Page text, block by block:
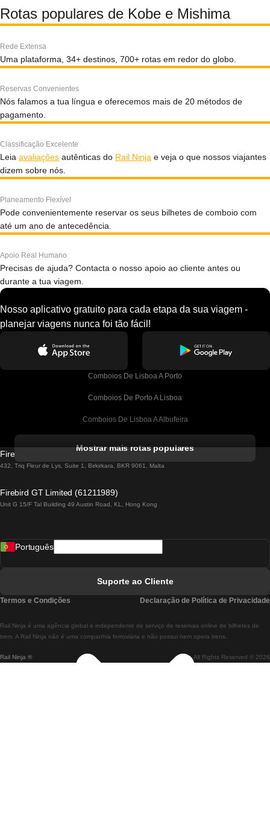
Rotas populares de Kobe e Mishima
Rede Extensa
Uma plataforma, 34+ destinos, 700+ rotas em redor do globo.
Reservas Convenientes
Nós falamos a tua língua e oferecemos mais de 20 métodos de
pagamento.
Classificação Excelente
Leia avaliações autênticas do Rail Ninja e veja o que nossos viajantes
dizem sobre nós.
Planeamento Flexível
Pode convenientemente reservar os seus bilhetes de comboio com
até um ano de antecedência.
Apoio Real Humano
Precisas de ajuda? Contacta o nosso apoio ao cliente antes ou
durante a tua viagem.
Nosso aplicativo gratuito para cada etapa da sua viagem -
planejar viagens nunca foi tão fácil!
Comboios De Lisboa A Porto
Comboios De Porto A Lisboa
Comboios De Lisboa A Albufeira
Comboios De Lisboa A Lagos
Comboios De Lisboa A Madrid
Comboios De Lisboa A Braga
Comboios De Braga A Lisboa
Mostrar mais rotas populares
Firebird GT Limited (OC 1451)
432, Triq Fleur de Lys, Suite 1, Birkirkara, BKR 9061, Malta
Firebird GT Limited (61211989)
Unit G 15/F Tal Building 49 Austin Road, KL, Hong Kong
Rail Ninja ® All Rights Reserved © 2026
Rail.Ninja é uma agência global e independente de serviço de reservas online de bilhetes de
trem. A Rail Ninja não é uma companhia ferroviária e não possui nem opera trens.
Português
Suporte ao Cliente
Termos e Condições Declaração de Política de Privacidade